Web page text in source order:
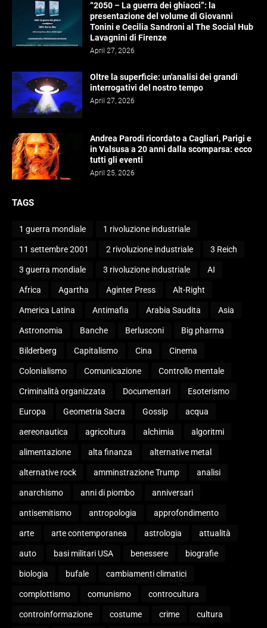
“2050 – La guerra dei ghiacci”: la
presentazione del volume di Giovanni
Tonini e Cecilia Sandroni al The Social Hub
Lavagnini di Firenze
April 27, 2026
Oltre la superficie: un'analisi dei grandi
interrogativi del nostro tempo
April 27, 2026
Andrea Parodi ricordato a Cagliari, Parigi e
in Valsusa a 20 anni dalla scomparsa: ecco
tutti gli eventi
April 25, 2026
TAGS
1 guerra mondiale 1 rivoluzione industriale
11 settembre 2001 2 rivoluzione industriale 3 Reich
3 guerra mondiale 3 rivoluzione industriale AI
Africa Agartha Aginter Press Alt-Right
America Latina Antimafia Arabia Saudita Asia
Astronomia Banche Berlusconi Big pharma
Bilderberg Capitalismo Cina Cinema
Colonialismo Comunicazione Controllo mentale
Criminalità organizzata Documentari Esoterismo
Europa Geometria Sacra Gossip acqua
aereonautica agricoltura alchimia algoritmi
alimentazione alta finanza alternative metal
alternative rock amminstrazione Trump analisi
anarchismo anni di piombo anniversari
antisemitismo antropologia approfondimento
arte arte contemporanea astrologia attualità
auto basi militari USA benessere biografie
biologia bufale cambiamenti climatici
complottismo comunismo controcultura
controinformazione costume crime cultura